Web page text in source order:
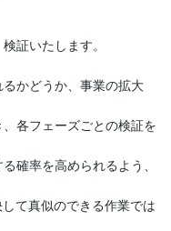
証いたします。
かどうか、事業の拡大
各フェーズごとの検証を
確率を高められるよう、
て真似のできる作業では